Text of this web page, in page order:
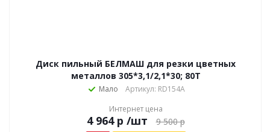
Диск пильный БЕЛМАШ для резки цветных
металлов 305*3,1/2,1*30; 80T
Мало
Артикул: RD154A
Интернет цена
р /шт 9 500р